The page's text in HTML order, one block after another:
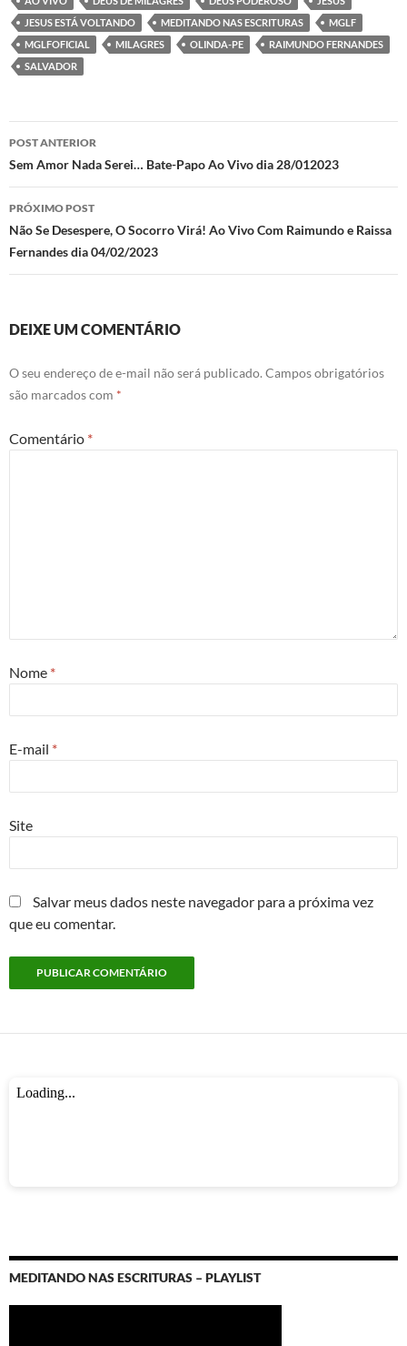
b
o
o
er s
A
n
g
gr
a
e
JESUS ESTÁ VOLTANDO
MEDITANDO NAS ESCRITURAS
MGLF
MGLFOFICIAL
MILAGRES OLINDA-PE
RAIMUNDO FERNANDES
SALVADOR
Navegação
de
posts
POST ANTERIOR
Sem Amor Nada Serei… Bate-Papo Ao Vivo dia 28/012023
PRÓXIMO POST
Não Se Desespere, O Socorro Virá! Ao Vivo Com Raimundo e Raissa
Fernandes dia 04/02/2023
DEIXE UM COMENTÁRIO
O seu endereço de e-mail não será publicado. Campos obrigatórios
são marcados com *
Comentário *
Nome *
E-mail *
Site
Salvar meus dados neste navegador para a próxima vez
que eu comentar.
MEDITANDO NAS ESCRITURAS – PLAYLIST